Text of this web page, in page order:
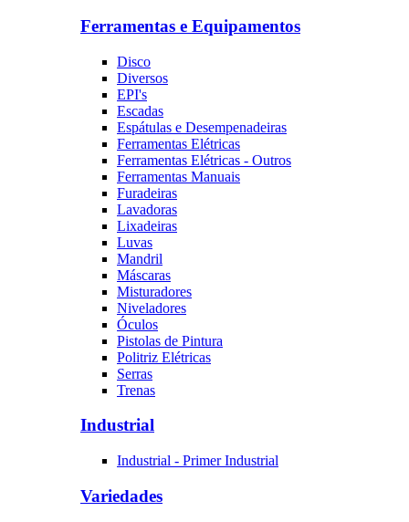
Ferramentas e Equipamentos
Disco
Diversos
EPI's
Escadas
Espátulas e Desempenadeiras
Ferramentas Elétricas
Ferramentas Elétricas - Outros
Ferramentas Manuais
Furadeiras
Lavadoras
Lixadeiras
Luvas
Mandril
Máscaras
Misturadores
Niveladores
Óculos
Pistolas de Pintura
Politriz Elétricas
Serras
Trenas
Industrial
Industrial - Primer Industrial
Variedades